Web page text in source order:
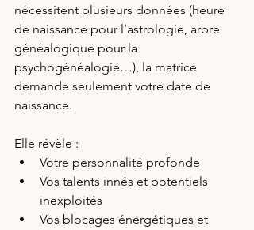
nécessitent plusieurs données (heure
de naissance pour l’astrologie, arbre
généalogique pour la
psychogénéalogie…), la matrice
demande seulement votre date de
naissance.
Elle révèle :
Votre personnalité profonde
Vos talents innés et potentiels
inexploités
Vos blocages énergétiques et